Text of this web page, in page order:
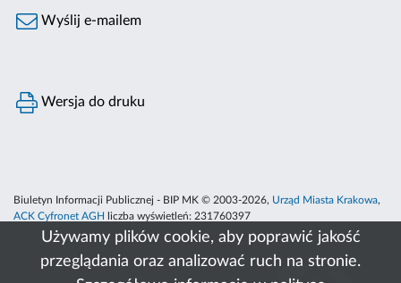
Używamy plików cookie, aby poprawić jakość
przeglądania oraz analizować ruch na stronie.
Wyślij e-mailem
Wersja do druku
Biuletyn Informacji Publicznej - BIP MK © 2003-2026, Urząd Miasta Krakowa,
ACK Cyfronet AGH
liczba wyświetleń: 231760397